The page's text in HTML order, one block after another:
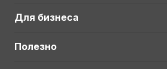
Для бизнеса
Полезно